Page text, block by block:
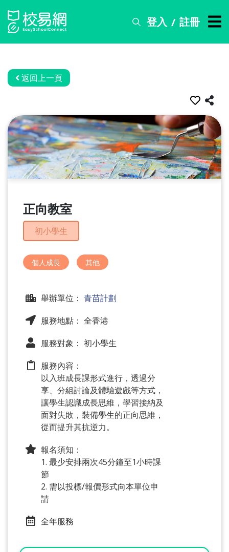
登入 / 註冊
搜
務
資
訊
關
於
我
返回上一頁
正向教室
初小學生
個人成長 其他
舉辦單位： 青苗計劃
服務地點： 全香港
服務對象： 初小學生
服務內容：
以入班成長課形式進行，透過分
享、分組討論及體驗遊戲等方式，
讓學生認識成長思維，學習接納及
面對失敗，裝備學生的正向思維，
從而提升其抗逆力。
報名須知：
1. 最少安排兩次45分鐘至1小時課
節
2. 需以投標/報價形式向本單位申
請
全年服務